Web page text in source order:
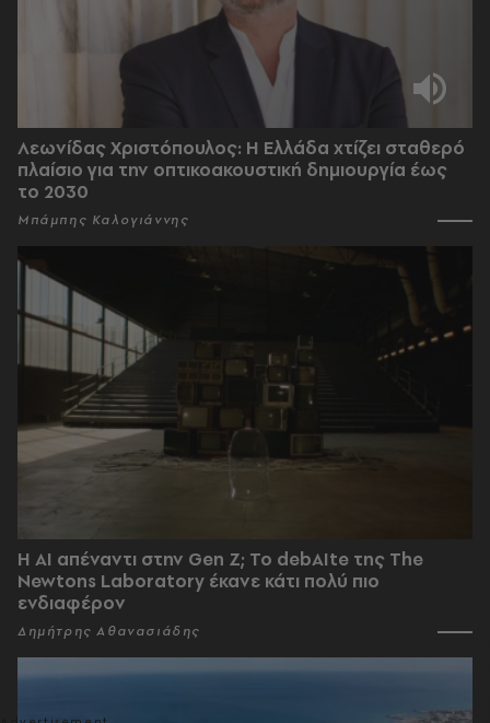
Λεωνίδας Χριστόπουλος: Η Ελλάδα χτίζει σταθερό
πλαίσιο για την οπτικοακουστική δημιουργία έως
το 2030
Μπάμπης Καλογιάννης
Η AI απέναντι στην Gen Z; Το debAIte της The
Newtons Laboratory έκανε κάτι πολύ πιο
ενδιαφέρον
Δημήτρης Αθανασιάδης